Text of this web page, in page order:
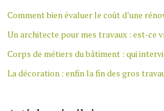
Comment bien évaluer le coût d’une
Un architecte pour mes travaux : est-ce
Corps de métiers du bâtiment : qui
La décoration : enfin la fin des gros